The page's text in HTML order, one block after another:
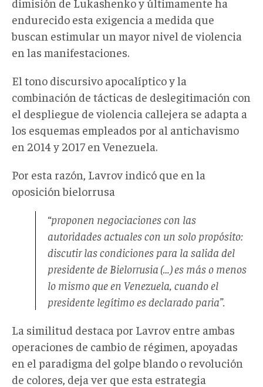
endurecido esta exigencia a medida que
buscan estimular un mayor nivel de violencia
en las manifestaciones.
El tono discursivo apocalíptico y la
combinación de tácticas de deslegitimación con
el despliegue de violencia callejera se adapta a
los esquemas empleados por al antichavismo
en 2014 y 2017 en Venezuela.
Por esta razón, Lavrov indicó que en la
oposición bielorrusa
“proponen negociaciones con las
autoridades actuales con un solo propósito:
discutir las condiciones para la salida del
presidente de Bielorrusia (…) es más o menos
lo mismo que en Venezuela, cuando el
presidente legítimo es declarado paria”.
La similitud destaca por Lavrov entre ambas
operaciones de cambio de régimen, apoyadas
en el paradigma del golpe blando o revolución
de colores, deja ver que esta estrategia